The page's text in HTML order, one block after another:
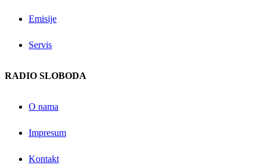
Emisije
Servis
RADIO SLOBODA
O nama
Impresum
Kontakt